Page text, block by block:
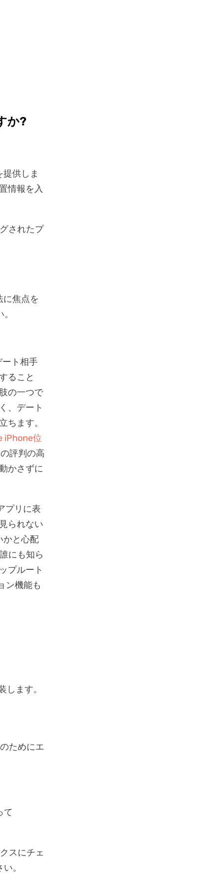
か?
供しま
情報を入
されたプ
に焦点を
ート相手
ること
の一つで
、デート
ちます。
iPhone位
評判の高
かさずに
プリに表
られない
かと心配
にも知ら
プルート
ン機能も
ます。
ためにエ
て
スにチェ
。